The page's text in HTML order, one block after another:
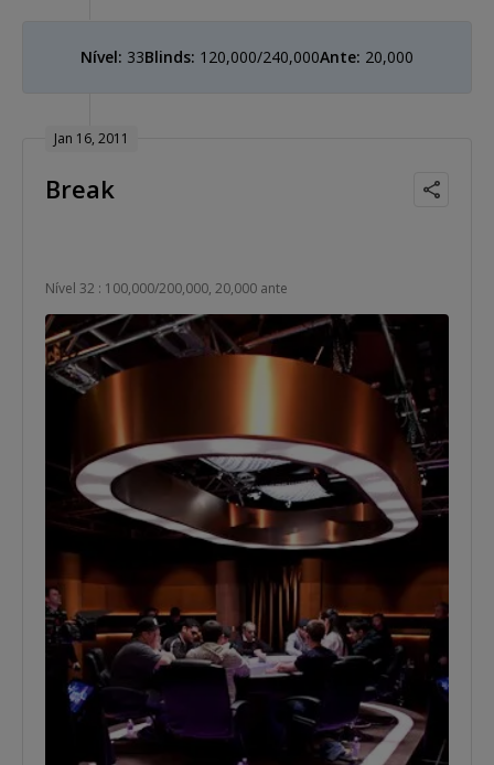
Nível: 33Blinds: 120,000/240,000Ante: 20,000
Jan 16, 2011
Break
Nível 32 : 100,000/200,000, 20,000 ante